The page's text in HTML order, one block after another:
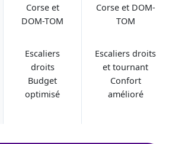
Corse et
DOM-TOM
Corse et DOM-
TOM
Escaliers
droits
Budget
optimisé
Escaliers droits
et tournant
Confort
amélioré